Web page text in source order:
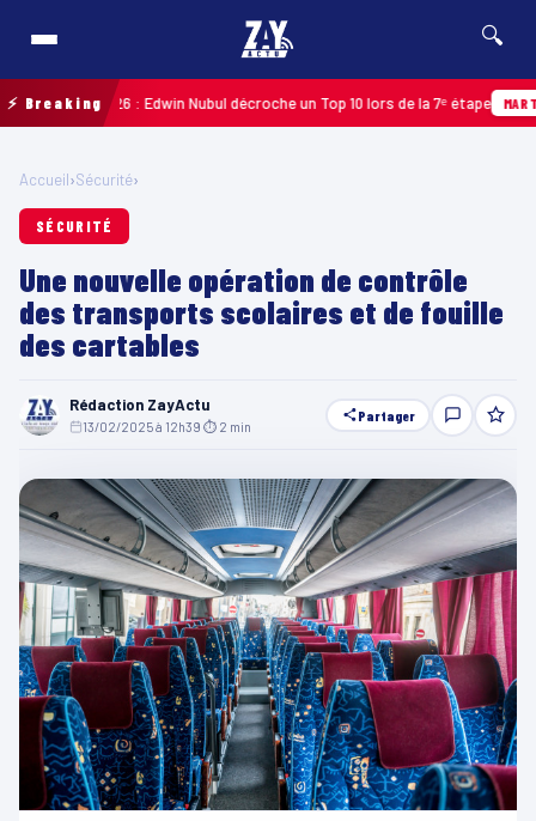
🔍
⚡ Breaking
2026 : Edwin Nubul décroche un Top 10 lors de la 7ᵉ étape
Accueil›Sécurité›
SÉCURITÉ
Une nouvelle opération de contrôle
des transports scolaires et de fouille
des cartables
Rédaction ZayActu
13/02/2025 à 12h39 ⏱ 2 min
Partager